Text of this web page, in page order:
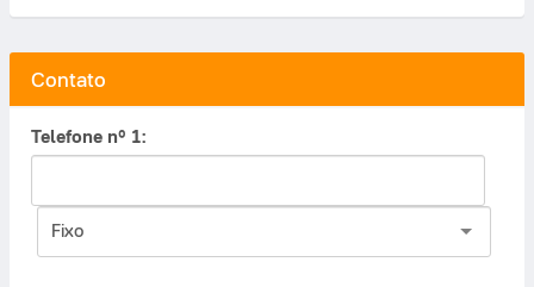
Contato
Telefone nº 1:
Fixo